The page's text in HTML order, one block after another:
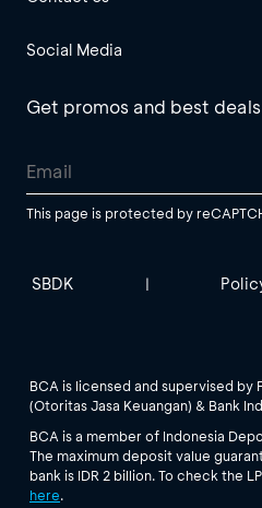
Social Media
Get promos and best
This page is protected by
SBDK |
BCA is licensed and supervised by
(Otoritas Jasa Keuangan) & Bank
BCA is a member of Indonesia
The maximum deposit value
bank is IDR 2 billion. To check the
here.